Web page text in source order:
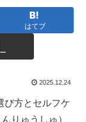
はてブ
2025.12.24
び方とセルフケ
りゅうしゅ）